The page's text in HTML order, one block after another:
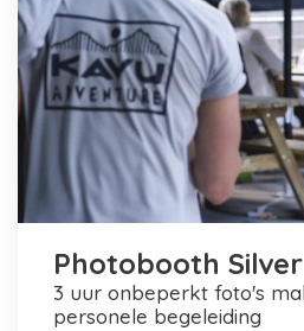
Photobooth Silver
3 uur onbeperkt foto's maken en printen +
personele begeleiding